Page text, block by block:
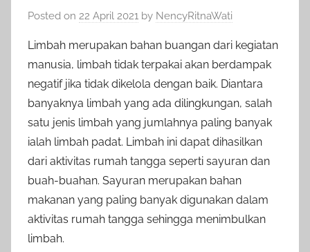
Posted on 22 April 2021 by NencyRitnaWati
Limbah merupakan bahan buangan dari kegiatan
manusia, limbah tidak terpakai akan berdampak
negatif jika tidak dikelola dengan baik. Diantara
banyaknya limbah yang ada dilingkungan, salah
satu jenis limbah yang jumlahnya paling banyak
ialah limbah padat. Limbah ini dapat dihasilkan
dari aktivitas rumah tangga seperti sayuran dan
buah-buahan. Sayuran merupakan bahan
makanan yang paling banyak digunakan dalam
aktivitas rumah tangga sehingga menimbulkan
limbah.